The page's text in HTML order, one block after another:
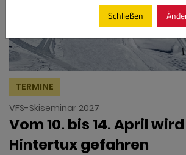
TERMINE
VFS-Skiseminar 2027
Vom 10. bis 14. April
Hintertux gefahren
Schließen